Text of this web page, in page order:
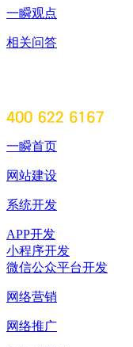
一瞬观点
相关问答
一瞬首页
网站建设
系统开发
APP开发
小程序开发
微信公众平台开发
网络营销
网络推广